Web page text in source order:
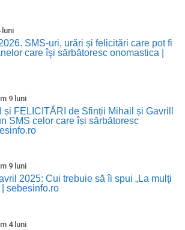
luni
SMS-uri, urări și felicitări care pot fi
care îşi sărbătoresc onomastica |
9 luni
și FELICITĂRI de Sfinții Mihail și Gavrill
SMS celor care își sărbătoresc
9 luni
2025: Cui trebuie să îi spui „La mulţi
sebesinfo.ro
4 luni